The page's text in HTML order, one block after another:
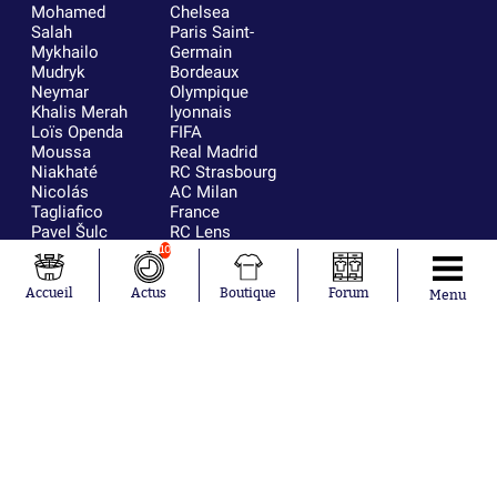
Mohamed
Salah
Mykhailo
Mudryk
Neymar
Khalis Merah
Loïs Openda
Moussa
Niakhaté
Nicolás
Tagliafico
Pavel Šulc
Josh Maja
Gauthier Hein
Chelsea
Paris Saint-
Germain
Bordeaux
Olympique
lyonnais
FIFA
Real Madrid
RC Strasbourg
AC Milan
France
RC Lens
Accueil
10
Actus Boutique Forum Menu